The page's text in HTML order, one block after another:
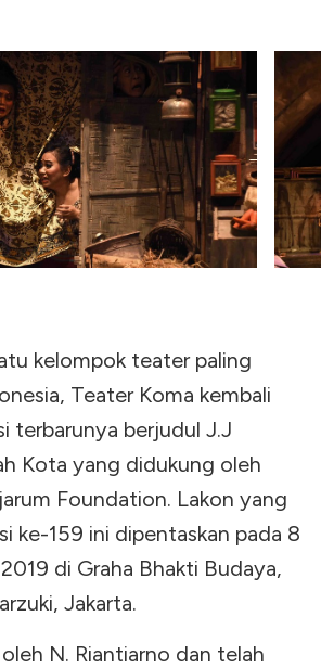
kelompok teater paling
Teater Koma kembali
terbarunya berjudul J.J
Kota yang didukung oleh
Foundation. Lakon yang
ke-159 ini dipentaskan pada 8
di Graha Bhakti Budaya,
Jakarta.
N. Riantiarno dan telah